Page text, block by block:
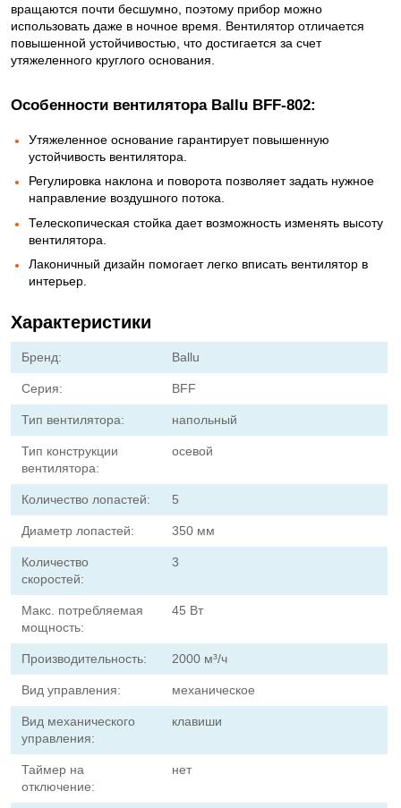
вращаются почти бесшумно, поэтому прибор можно
использовать даже в ночное время. Вентилятор отличается
повышенной устойчивостью, что достигается за счет
утяжеленного круглого основания.
Особенности вентилятора Ballu BFF-802:
Утяжеленное основание гарантирует повышенную
устойчивость вентилятора.
Регулировка наклона и поворота позволяет задать нужное
направление воздушного потока.
Телескопическая стойка дает возможность изменять высоту
вентилятора.
Лаконичный дизайн помогает легко вписать вентилятор в
интерьер.
Характеристики
Бренд: Ballu
Серия: BFF
Тип вентилятора: напольный
Тип конструкции
вентилятора:
осевой
Количество лопастей: 5
Диаметр лопастей: 350 мм
Количество
скоростей:
3
Макс. потребляемая
мощность:
45 Вт
Производительность: 2000 м³/ч
Вид управления: механическое
Вид механического
управления:
клавиши
Таймер на
отключение:
нет